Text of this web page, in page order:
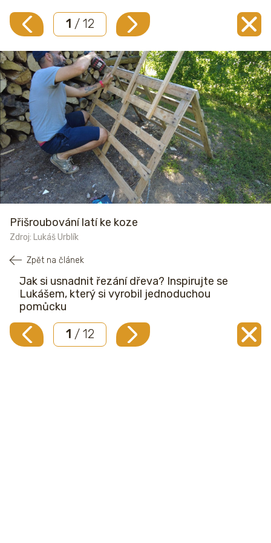
1 / 12
Přišroubování latí ke koze
Zdroj: Lukáš Urblík
Zpět na článek
Jak si usnadnit řezání dřeva? Inspirujte se
Lukášem, který si vyrobil jednoduchou
pomůcku
1 / 12